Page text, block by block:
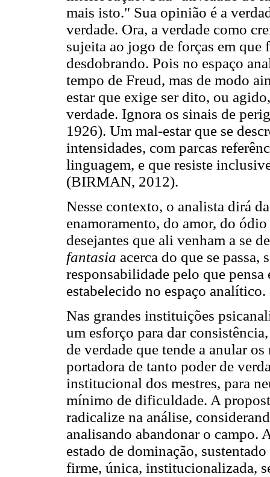
mais isto." Sua opinião é a
verdade. Ora, a verdade como
sujeita ao jogo de forças em
desdobrando. Pois no espaço
tempo de Freud, mas de modo
estar que exige ser dito, ou
verdade. Ignora os sinais de
1926). Um mal-estar que se
intensidades, com parcas
linguagem, e que resiste
(BIRMAN, 2012).
Nesse contexto, o analista dirá
enamoramento, do amor, do
desejantes que ali venham a se
fantasia acerca do que se passa,
responsabilidade pelo que
estabelecido no espaço analítico.
Nas grandes instituições
um esforço para dar
de verdade que tende a anular
portadora de tanto poder de
institucional dos mestres, para
mínimo de dificuldade. A
radicalize na análise,
analisando abandonar o campo.
estado de dominação,
firme, única, institucionalizada,